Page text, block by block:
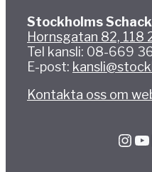
Stockholms
Hornsgatan 82, 118
Tel kansli: 08-669
E-post:
Kontakta oss om
InstagramYouTube